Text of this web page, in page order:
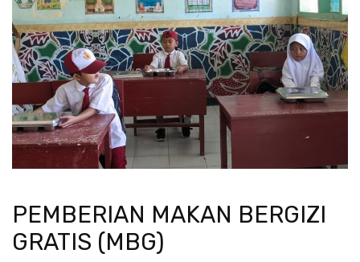
PEMBERIAN MAKAN BERGIZI
GRATIS (MBG)